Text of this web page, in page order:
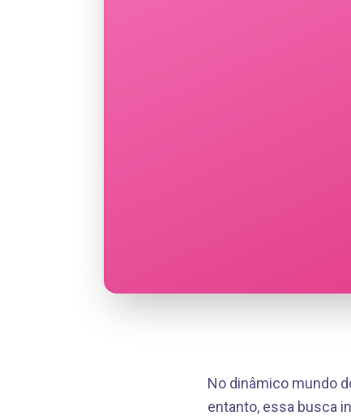
No dinâmico mundo
entanto, essa busca